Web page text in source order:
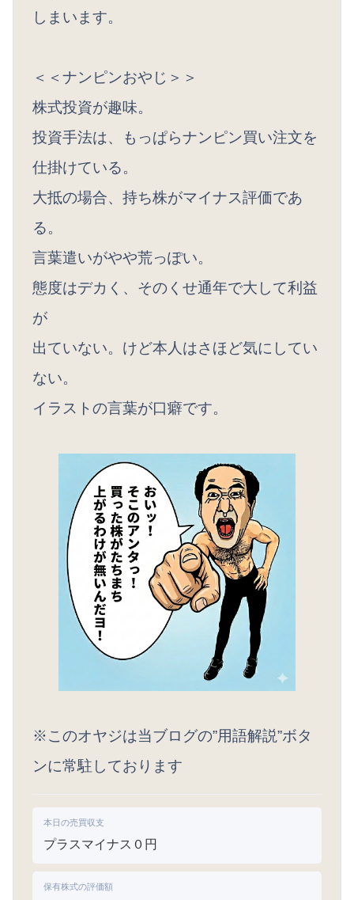
しまいます。
＜＜ナンピンおやじ＞＞
株式投資が趣味。
投資手法は、もっぱらナンピン買い注文を
仕掛けている。
大抵の場合、持ち株がマイナス評価であ
る。
言葉遣いがやや荒っぽい。
態度はデカく、そのくせ通年で大して利益
が
出ていない。けど本人はさほど気にしてい
ない。
イラストの言葉が口癖です。
※このオヤジは当ブログの”用語解説”ボタ
ンに常駐しております
本日の売買収支
プラスマイナス０円
保有株式の評価額